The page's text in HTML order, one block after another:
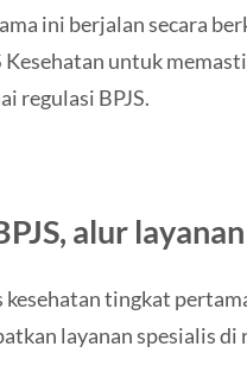
ini berjalan secara
Kesehatan untuk
regulasi BPJS.
alur
tingkat
layanan spesialis di